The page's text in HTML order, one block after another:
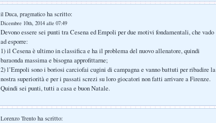
il Duca, pragmatico ha scritto:
Dicembre 10th, 2014 alle 07:49
Devono essere sei punti tra Cesena ed Empoli per due motivi fondamentali, che vado
ad esporre:
1) il Cesena è ultimo in classifica e ha il problema del nuovo allenatore, quindi
baraonda massima e bisogna approfittarne;
2) l’Empoli sono i boriosi carciofai cugini di campagna e vanno battuti per ribadire la
nostra superiorità e per i passati screzi su loro giocatori non fatti arrivare a Firenze.
Quindi sei punti, tutti a casa e buon Natale.
Lorenzo Trento ha scritto: